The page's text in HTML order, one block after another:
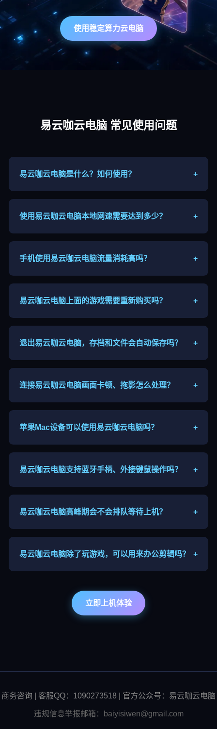
使用稳定算力云电脑
易云咖云电脑 常见使用问题
易云咖云电脑是什么？如何使用？
+
连接高性能远程主机，手机、平板、电脑都能接入使
用。
使用易云咖云电脑本地网速需要达到多少？
+
使用5G频段WiFi，网络环境越好画面越流畅。
手机使用易云咖云电脑流量消耗高吗？
+
游玩建议连接WiFi，户外慎用移动流量。
易云咖云电脑上面的游戏需要重新购买吗？
+
号，已购买游戏直接登录即可游玩。
退出易云咖云电脑，存档和文件会自动保存吗？
+
自行网盘备份导出。
连接易云咖云电脑画面卡顿、拖影怎么处理？
+
软件，优先使用5G WiFi。
苹果Mac设备可以使用易云咖云电脑吗？
+
需要开启系统权限保证音画、输入正常。
易云咖云电脑支持蓝牙手柄、外接键鼠操作吗？
+
配绝大多数网游与单机操作。
易云咖云电脑高峰期会不会排队等待上机？
+
峰上线，优先套餐可缩短等待时长。
易云咖云电脑除了玩游戏，可以用来办公剪辑吗？
+
立即上机体验
商务咨询 | 客服QQ：1090273518 | 官方公众号：易云咖云电脑
违规信息举报邮箱：baiyisiwen@gmail.com